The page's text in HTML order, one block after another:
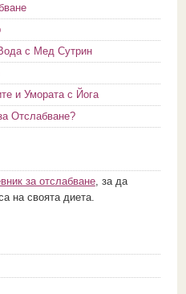
с Мед Сутрин
и Умората с Йога
Отслабване?
за отслабване, за да
на своята диета.